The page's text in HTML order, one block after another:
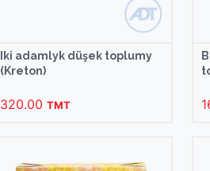
Iki adamlyk düşek toplumy
(Kreton)
320.00TMT